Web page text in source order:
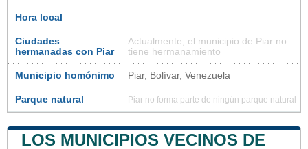
Hora local
Ciudades
hermanadas con Piar
Actualmente, el municipio de Piar no
tiene hermanamiento
Municipio homónimo Piar, Bolívar, Venezuela
Parque natural Piar no forma parte de ningún parque natural
LOS MUNICIPIOS VECINOS DE